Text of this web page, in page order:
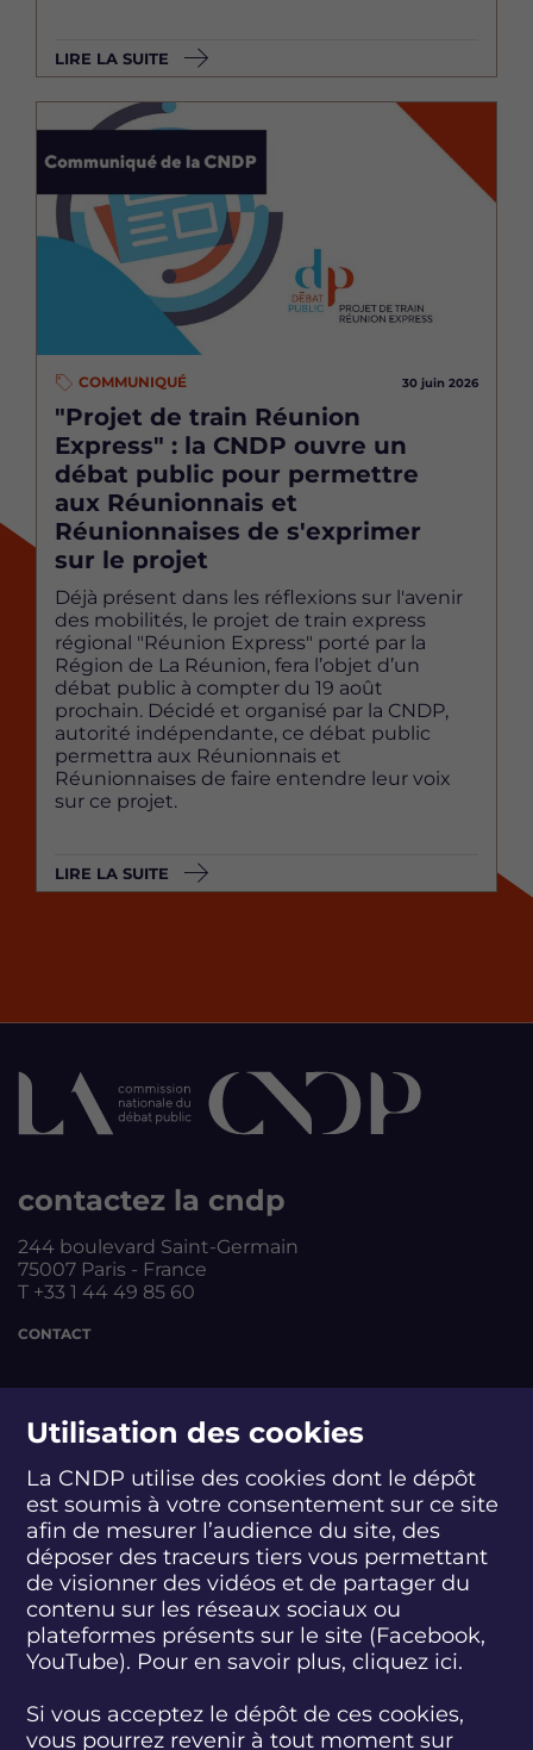
Utilisation des cookies
La CNDP utilise des cookies dont le dépôt
est soumis à votre consentement sur ce site
afin de mesurer l’audience du site, des
déposer des traceurs tiers vous permettant
de visionner des vidéos et de partager du
contenu sur les réseaux sociaux ou
plateformes présents sur le site (Facebook,
YouTube). Pour en savoir plus, cliquez ici.
Si vous acceptez le dépôt de ces cookies,
vous pourrez revenir à tout moment sur
LIRE LA SUITE
Image
COMMUNIQUÉ 30 juin 2026
"Projet de train Réunion
Express" : la CNDP ouvre un
débat public pour permettre
aux Réunionnais et
Réunionnaises de s'exprimer
sur le projet
Déjà présent dans les réflexions sur l'avenir
des mobilités, le projet de train express
régional "Réunion Express" porté par la
Région de La Réunion, fera l’objet d’un
débat public à compter du 19 août
prochain. Décidé et organisé par la CNDP,
autorité indépendante, ce débat public
permettra aux Réunionnais et
Réunionnaises de faire entendre leur voix
sur ce projet.
LIRE LA SUITE
contactez la cndp
244 boulevard Saint-Germain
75007 Paris - France
T +33 1 44 49 85 60
CONTACT
S
u
e
z
n
u
S
u
i
v
e
z
-
n
u
S
u
i
v
e
z
-
n
u
S
u
i
v
e
z
-
n
u
S
u
i
v
e
z
-
n
u
S
u
i
v
e
z
-
n
u
S
u
i
v
e
-
n
u
abonnez-vous
S'INSCRIRE À LA NEWSLETTER